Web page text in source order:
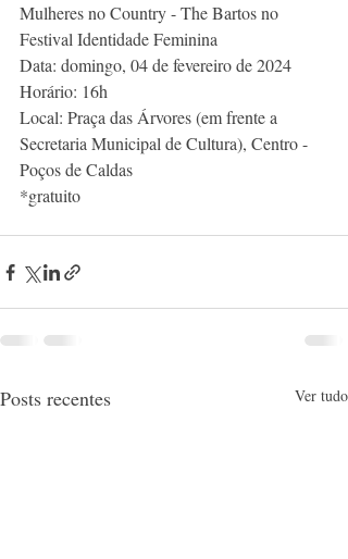
Mulheres no Country - The Bartos no
Festival Identidade Feminina
Data: domingo, 04 de fevereiro de 2024
Horário: 16h
Local: Praça das Árvores (em frente a
Secretaria Municipal de Cultura), Centro -
Poços de Caldas
*gratuito
Posts recentes Ver tudo